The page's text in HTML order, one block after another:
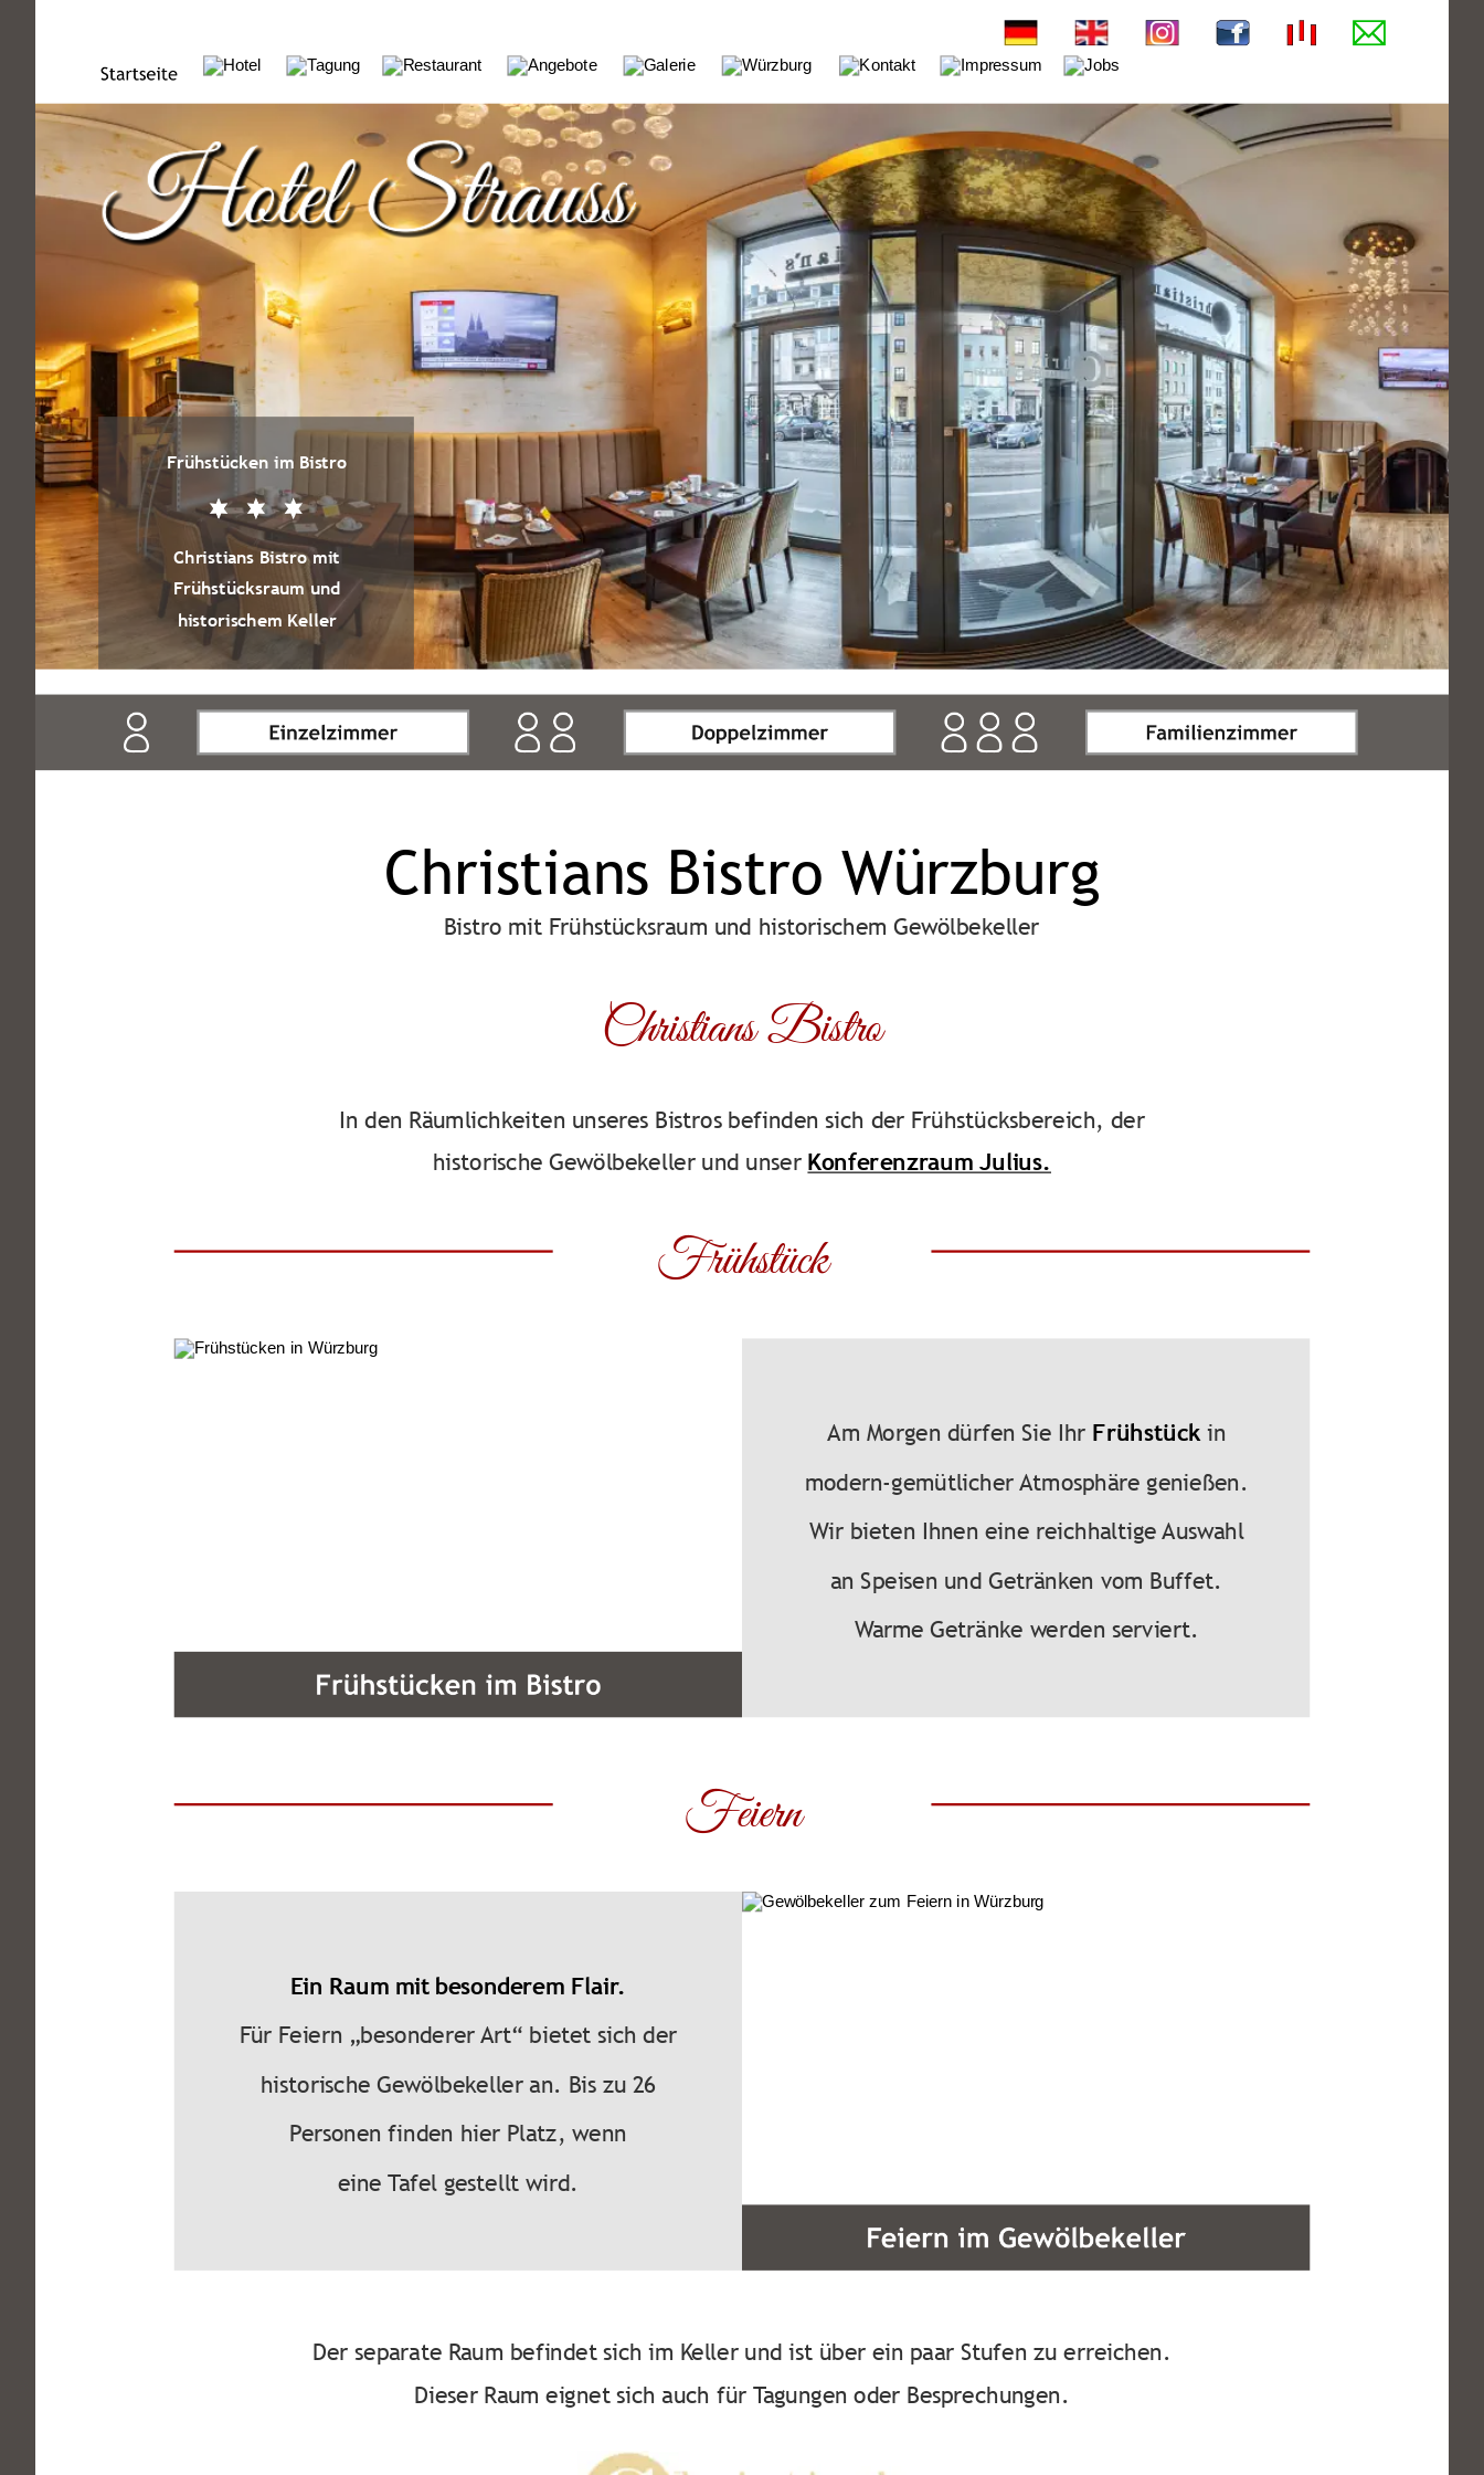
Frühstücken im Bistro
Christians Bistro mit
Frühstücksraum und
historischem Keller
Christians Bistro Würzburg
Bistro mit Frühstücksraum und historischem Gewölbekeller
Christians Bistro
In den Räumlichkeiten unseres Bistros befinden sich der Frühstücksbereich, der
historische Gewölbekeller und unser Konferenzraum Julius.
Frühstück
Am Morgen dürfen Sie Ihr Frühstückin
modern-gemütlicher Atmosphäre genießen.
Wir bieten Ihnen eine reichhaltige Auswahl
an Speisen und Getränken vom Buffet.
Warme Getränke werden serviert.
Feiern
Ein Raum mit besonderem Flair.
Für Feiern „besonderer Art“ bietet sich der
historische Gewölbekeller an. Bis zu 26
Personen finden hier Platz, wenn
eine Tafel gestellt wird.
Der separate Raum befindet sich im Keller und ist über ein paar Stufen zu erreichen.
Dieser Raum eignet sich auch für Tagungen oder Besprechungen.